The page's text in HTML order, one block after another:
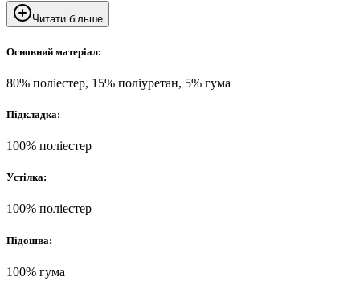
Читати більше
Основний матеріал:
80% поліестер, 15% поліуретан, 5% гума
Підкладка:
100% поліестер
Устілка:
100% поліестер
Підошва:
100% гума